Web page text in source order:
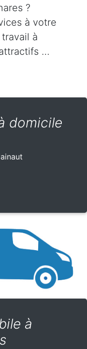
?
à votre
à
…
domicile
à